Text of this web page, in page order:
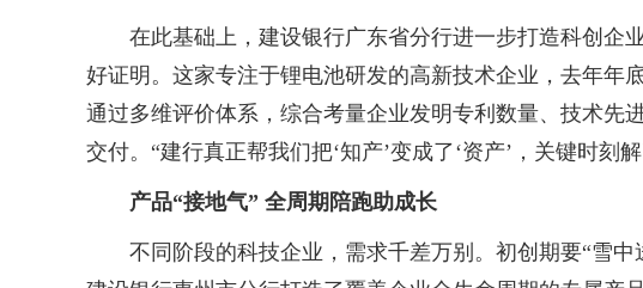
在此基础上，建设银行广东省分行进一步打造科创企业
好证明。这家专注于锂电池研发的高新技术企业，去年年
通过多维评价体系，综合考量企业发明专利数量、技术先
交付。“建行真正帮我们把‘知产’变成了‘资产’，关键时刻
产品“接地气” 全周期陪跑助成长
不同阶段的科技企业，需求千差万别。初创期要“雪中